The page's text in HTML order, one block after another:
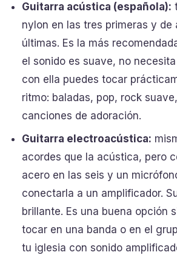
Guitarra acústica (española):
nylon en las tres primeras y de
últimas. Es la más
el sonido es suave, no
con ella puedes tocar
ritmo: baladas, pop, rock
canciones de adoración.
Guitarra electroacústica:
acordes que la acústica, pero
acero en las seis y un
conectarla a un amplificador.
brillante. Es una buena opción
tocar en una banda o en el
tu iglesia con sonido